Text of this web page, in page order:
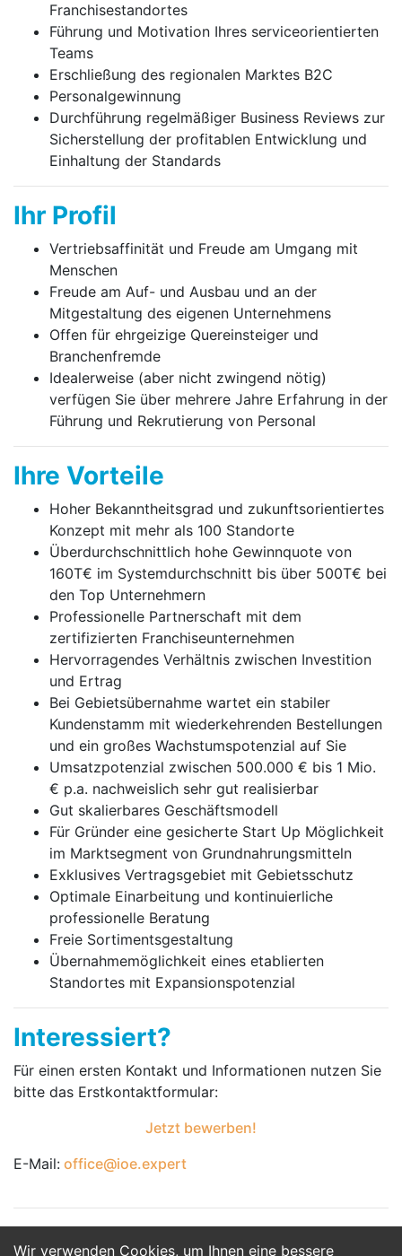
Wir verwenden Cookies, um Ihnen eine bessere
Franchise­stand­ortes
Führung und Motivation Ihres service­orien­tier­ten
Teams
Erschließung des regionalen Marktes B2C
Personalgewinnung
Durchführung regelmäßiger Business Reviews zur
Sicher­stellung der profitablen Entwicklung und
Einhaltung der Standards
Ihr Profil
Vertriebsaffinität und Freude am Umgang mit
Menschen
Freude am Auf- und Ausbau und an der
Mitgestaltung des eigenen Unternehmens
Offen für ehrgeizige Quereinsteiger und
Branchenfremde
Idealerweise (aber nicht zwingend nötig)
verfügen Sie über mehrere Jahre Erfahrung in der
Führung und Rekrutierung von Personal
Ihre Vorteile
Hoher Bekanntheitsgrad und zukunftsorientiertes
Konzept mit mehr als 100 Standorte
Überdurchschnittlich hohe Gewinnquote von
160T€ im Systemdurchschnitt bis über 500T€ bei
den Top Unternehmern
Professionelle Partnerschaft mit dem
zertifizierten Franchise­unter­nehmen
Hervorragendes Verhältnis zwischen Investition
und Ertrag
Bei Gebietsübernahme wartet ein stabiler
Kundenstamm mit wiederkehrenden Bestellungen
und ein großes Wachstumspotenzial auf Sie
Umsatzpotenzial zwischen 500.000 € bis 1 Mio.
€ p.a. nach­weis­lich sehr gut realisierbar
Gut skalierbares Geschäftsmodell
Für Gründer eine gesicherte Start Up Möglichkeit
im Marktsegment von Grundnahrungsmitteln
Exklusives Vertragsgebiet mit Gebietsschutz
Optimale Einarbeitung und kontinuierliche
professionelle Beratung
Freie Sortimentsgestaltung
Übernahmemöglichkeit eines etablierten
Standortes mit Expansionspotenzial
Interessiert?
Für einen ersten Kontakt und Informationen nutzen Sie
bitte das Erst­kontakt­formular:
Jetzt bewerben!
E-Mail: office@ioe.expert